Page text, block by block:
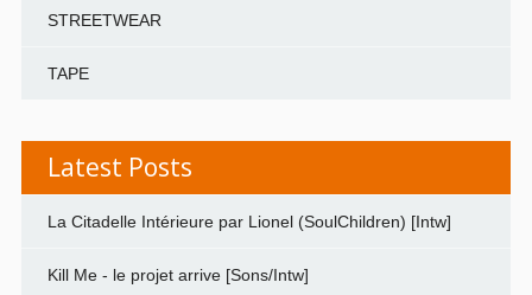
STREETWEAR
TAPE
Latest Posts
La Citadelle Intérieure par Lionel (SoulChildren) [Intw]
Kill Me - le projet arrive [Sons/Intw]